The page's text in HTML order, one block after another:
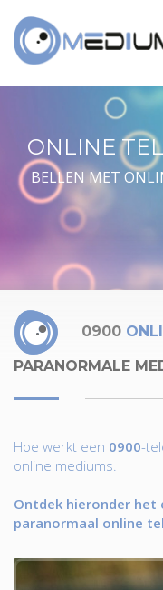
ONLINE
BELLEN MET
0900
PARANORMALE
Hoe werkt een 0900-
online mediums.
Ontdek hieronder het
paranormaal online